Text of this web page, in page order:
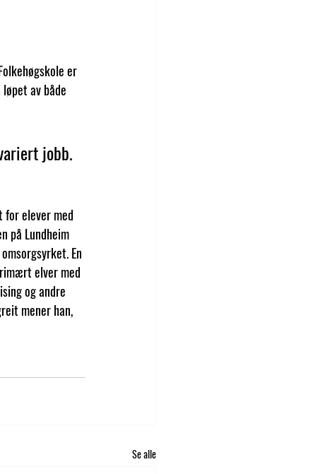
er
av både
jobb.
for elever med
på Lundheim
En
elver med
og andre
mener han,
Se alle